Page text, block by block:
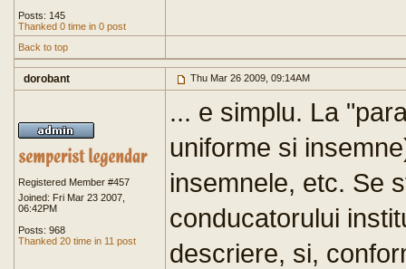
Posts: 145
Thanked 0 time in 0 post
Back to top
dorobant Thu Mar 26 2009, 09:14AM
Registered Member #457
Joined: Fri Mar 23 2007,
06:42PM
Posts: 968
Thanked 20 time in 11 post
... e simplu. La
uniforme si
insemnele, etc. Se
conducatorului
descriere, si,